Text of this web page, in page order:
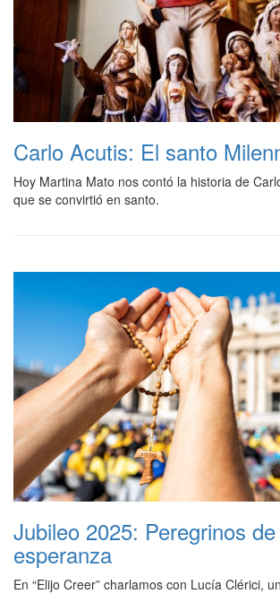
Carlo Acutis: El santo
Hoy Martina Mato nos contó la historia de
que se convirtió en santo.
Jubileo 2025: Peregrinos
esperanza
En “Elijo Creer” charlamos con Lucía Clérici,